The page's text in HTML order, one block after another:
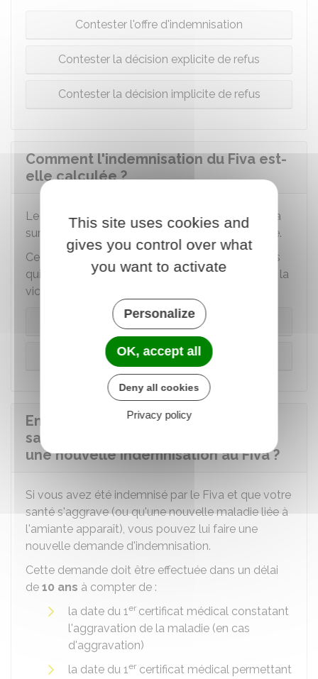
Contester l'offre d'indemnisation
Contester la décision explicite de refus
Contester la décision implicite de refus
Comment l'indemnisation du Fiva est-
elle calculée ?
Le montant de l'indemnisation est fixé par le
Fiva
sur la base d'un barème établi par cet organisme.
Ce barème est évolutif et prévoit des indemnités
qui diffèrent en fonction des préjudices subis par la
victime directe ou ses ayants droit.
Préjudices indemnisés à la victime directe
Préjudices indemnisés à l'ayant droit
En cas d'aggravation de l'état de
santé, est-il possible de demander
une nouvelle indemnisation au Fiva ?
Si vous avez été indemnisé par le Fiva et que votre
santé s'aggrave (ou qu'une nouvelle maladie liée à
l'amiante apparaît), vous pouvez lui faire une
nouvelle demande d'indemnisation.
Cette demande doit être effectuée dans un délai
de 10 ans à compter de :
la date du 1er certificat médical constatant
l'aggravation de la maladie (en cas
d'aggravation)
la date du 1er certificat médical permettant
This site uses cookies and
gives you control over what
you want to activate
Personalize
OK, accept all
Deny all cookies
Privacy policy